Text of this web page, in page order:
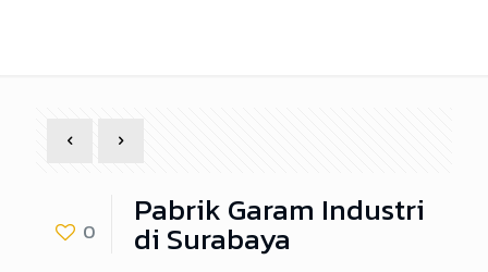
0 Pabrik Garam Industri
di Surabaya